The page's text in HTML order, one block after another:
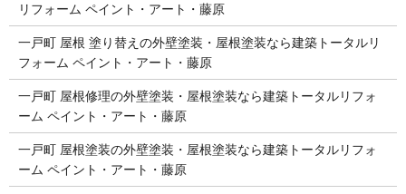
リフォーム ペイント・アート・藤原
一戸町 屋根 塗り替えの外壁塗装・屋根塗装なら建築トータルリ
フォーム ペイント・アート・藤原
一戸町 屋根修理の外壁塗装・屋根塗装なら建築トータルリフォ
ーム ペイント・アート・藤原
一戸町 屋根塗装の外壁塗装・屋根塗装なら建築トータルリフォ
ーム ペイント・アート・藤原